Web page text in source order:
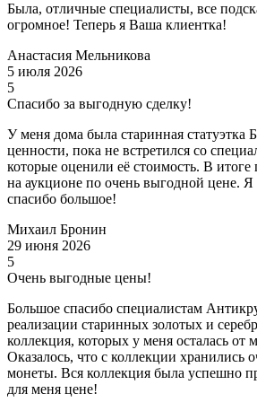
Была, отличные специалисты, все
огромное! Теперь я Ваша клиентка!
Анастасия Мельникова
5 июля 2026
5
Спасибо за выгодную сделку!
У меня дома была старинная статуэтка
ценности, пока не встретился со
которые оценили её стоимость. В итоге
на аукционе по очень выгодной цене. Я
спасибо большое!
Михаил Бронин
29 июня 2026
5
Очень выгодные цены!
Большое спасибо специалистам
реализации старинных золотых и
коллекция, которых у меня осталась от
Оказалось, что с коллекции хранились
монеты. Вся коллекция была успешно
для меня цене!